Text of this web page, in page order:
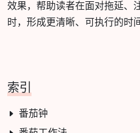
效果，帮助读者在面对拖延、
时，形成更清晰、可执行的时
索引
番茄钟